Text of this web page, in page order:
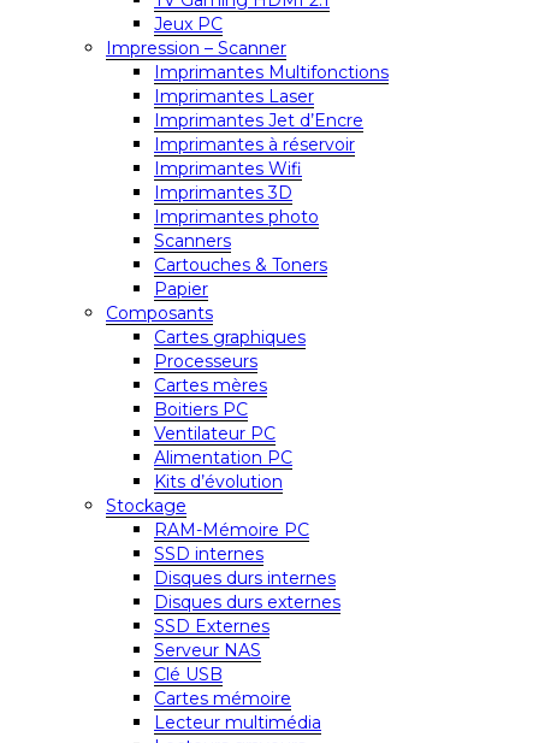
Jeux PC
Impression – Scanner
Imprimantes Multifonctions
Imprimantes Laser
Imprimantes Jet d’Encre
Imprimantes à réservoir
Imprimantes Wifi
Imprimantes 3D
Imprimantes photo
Scanners
Cartouches & Toners
Papier
Composants
Cartes graphiques
Processeurs
Cartes mères
Boitiers PC
Ventilateur PC
Alimentation PC
Kits d’évolution
Stockage
RAM-Mémoire PC
SSD internes
Disques durs internes
Disques durs externes
SSD Externes
Serveur NAS
Clé USB
Cartes mémoire
Lecteur multimédia